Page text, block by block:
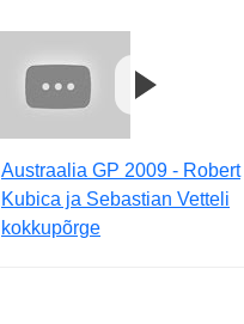
Austraalia GP 2009 - Robert
Kubica ja Sebastian Vetteli
kokkupõrge